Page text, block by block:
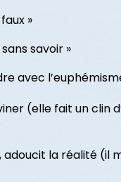
»
savoir »
avec
(elle fait un clin
adoucit la réalité (il